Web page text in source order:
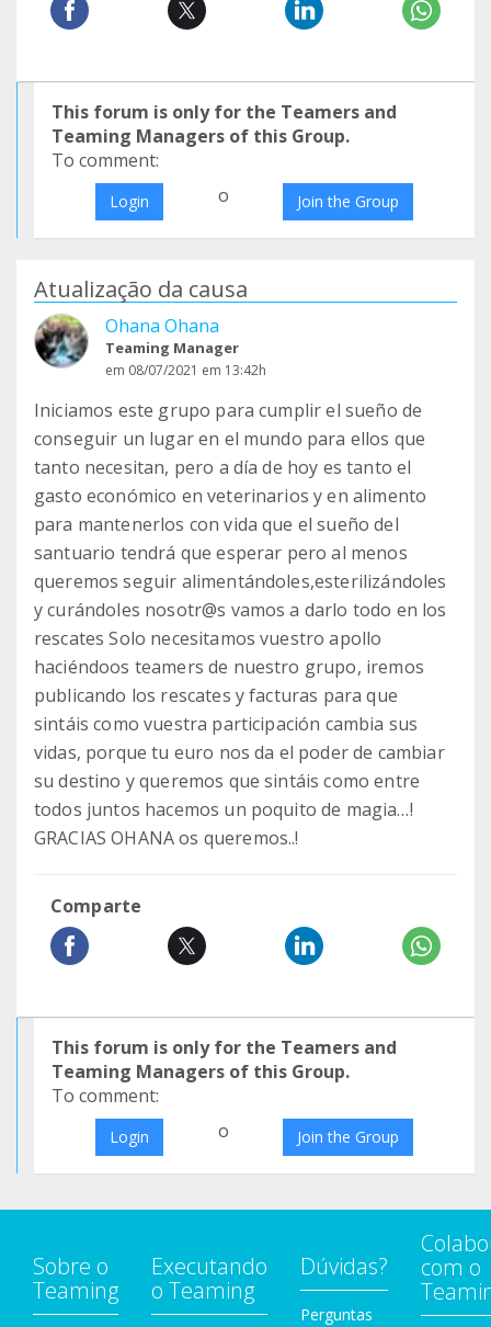
This forum is only for the Teamers and
Teaming Managers of this Group.
To comment:
Login o Join the Group
Atualização da causa
Ohana Ohana
Teaming Manager
em 08/07/2021 em 13:42h
Iniciamos este grupo para cumplir el sueño de
conseguir un lugar en el mundo para ellos que
tanto necesitan, pero a día de hoy es tanto el
gasto económico en veterinarios y en alimento
para mantenerlos con vida que el sueño del
santuario tendrá que esperar pero al menos
queremos seguir alimentándoles,esterilizándoles
y curándoles nosotr@s vamos a darlo todo en los
rescates Solo necesitamos vuestro apollo
haciéndoos teamers de nuestro grupo, iremos
publicando los rescates y facturas para que
sintáis como vuestra participación cambia sus
vidas, porque tu euro nos da el poder de cambiar
su destino y queremos que sintáis como entre
todos juntos hacemos un poquito de magia…!
GRACIAS OHANA os queremos..!
Comparte
This forum is only for the Teamers and
Teaming Managers of this Group.
To comment:
Login o Join the Group
Sobre o
Teaming
Executando
o Teaming
Dúvidas?
Perguntas
com o